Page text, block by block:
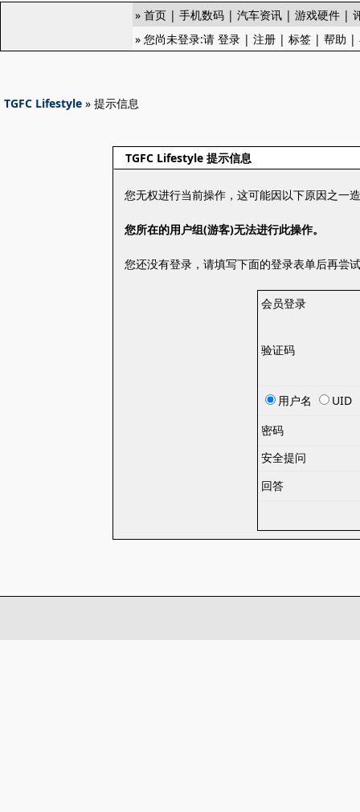
» 首页 | 手机数码 | 汽车资讯 | 游戏硬件 |
» 您尚未登录:请 登录 | 注册 | 标签 | 帮助 |
TGFC Lifestyle » 提示信息
TGFC Lifestyle 提示信息
您无权进行当前操作，这可能因以下原因之一
您所在的用户组(游客)无法进行此操作。
您还没有登录，请填写下面的登录表单后再尝
会员登录
验证码
用户名
UID
密码
安全提问
回答